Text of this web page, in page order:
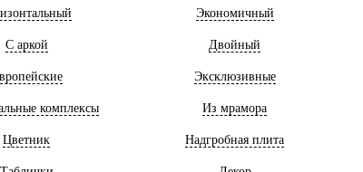
Экономичный
С аркой Двойный
Эксклюзивные
комплексы Из мрамора
Цветник Надгробная плита